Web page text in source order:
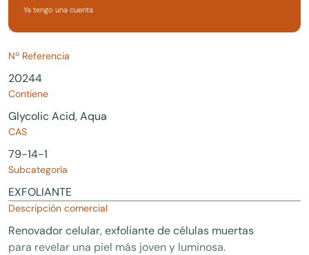
Ya tengo una cuenta
Nº Referencia
20244
Contiene
Glycolic Acid, Aqua
CAS
79-14-1
Subcategoría
EXFOLIANTE
Descripción comercial
Renovador celular, exfoliante de células muertas
para revelar una piel más joven y luminosa.